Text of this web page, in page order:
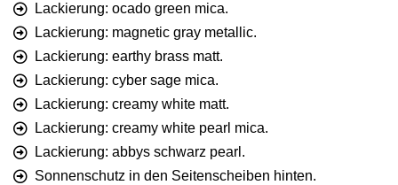
Lackierung: ocado green mica.
Lackierung: magnetic gray metallic.
Lackierung: earthy brass matt.
Lackierung: cyber sage mica.
Lackierung: creamy white matt.
Lackierung: creamy white pearl mica.
Lackierung: abbys schwarz pearl.
Sonnenschutz in den Seitenscheiben hinten.